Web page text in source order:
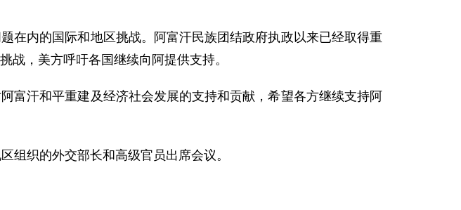
内的国际和地区挑战。阿富汗民族团结政府执政以来已经取得重
战，美方呼吁各国继续向阿提供支持。
汗和平重建及经济社会发展的支持和贡献，希望各方继续支持阿
织的外交部长和高级官员出席会议。